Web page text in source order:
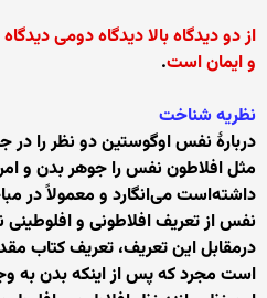
از دو دیدگاه بالا دیدگاه دومی
و ایمان است.
نظریه شناخت
دربارهٔ نفس اوگوستین دو نظر را
مثل افلاطون نفس را جوهر بدن و
داشته‌است می‌انگارد و معمولاً در
نفس از تعریف افلاطونی و
درمقابل این تعریف، تعریف کتاب
است مجرد که پس از اینکه بدن به